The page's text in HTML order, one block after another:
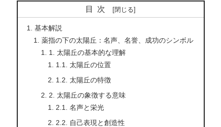
目次
基本解説
薬指の下の太陽丘：名声、名誉、成功のシンボル
1. 太陽丘の基本的な理解
1.1. 太陽丘の位置
1.2. 太陽丘の特徴
2. 太陽丘の象徴する意味
2.1. 名声と栄光
2.2. 自己表現と創造性